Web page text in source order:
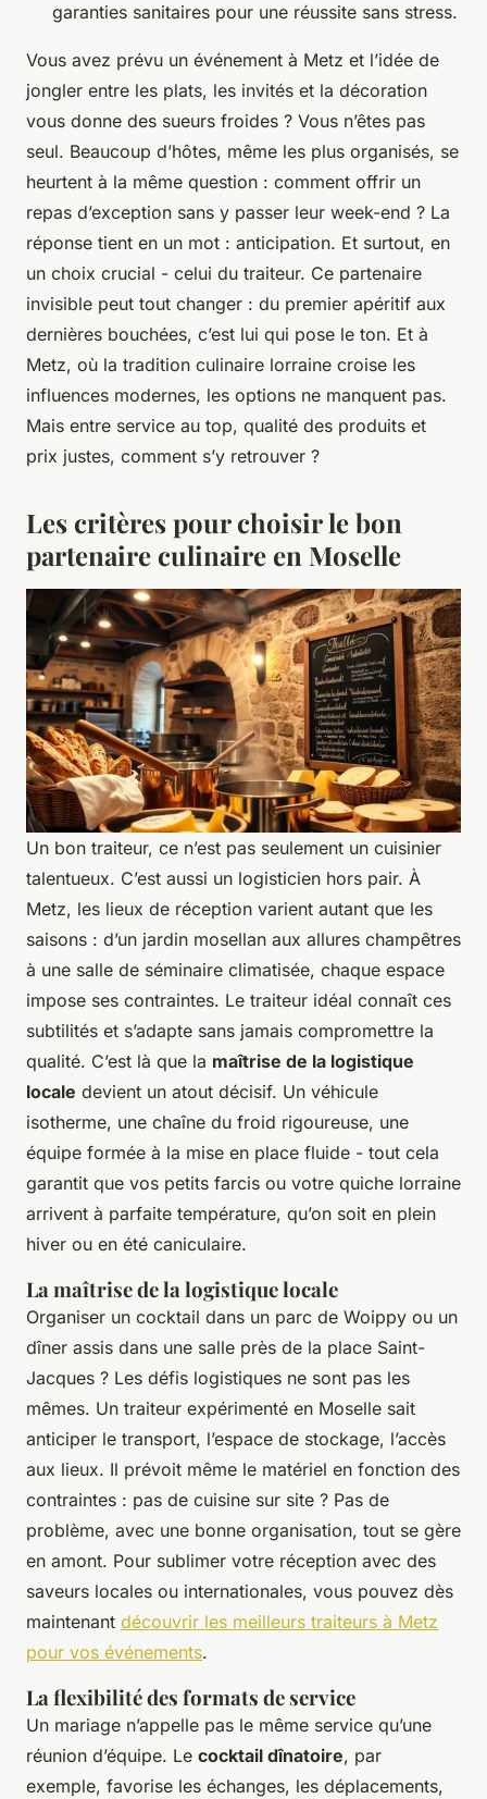
garanties sanitaires pour une réussite sans stress.
Vous avez prévu un événement à Metz et l’idée de
jongler entre les plats, les invités et la décoration
vous donne des sueurs froides ? Vous n’êtes pas
seul. Beaucoup d’hôtes, même les plus organisés, se
heurtent à la même question : comment offrir un
repas d’exception sans y passer leur week-end ? La
réponse tient en un mot : anticipation. Et surtout, en
un choix crucial - celui du traiteur. Ce partenaire
invisible peut tout changer : du premier apéritif aux
dernières bouchées, c’est lui qui pose le ton. Et à
Metz, où la tradition culinaire lorraine croise les
influences modernes, les options ne manquent pas.
Mais entre service au top, qualité des produits et
prix justes, comment s’y retrouver ?
Les critères pour choisir le bon
partenaire culinaire en Moselle
Un bon traiteur, ce n’est pas seulement un cuisinier
talentueux. C’est aussi un logisticien hors pair. À
Metz, les lieux de réception varient autant que les
saisons : d’un jardin mosellan aux allures champêtres
à une salle de séminaire climatisée, chaque espace
impose ses contraintes. Le traiteur idéal connaît ces
subtilités et s’adapte sans jamais compromettre la
qualité. C’est là que la maîtrise de la logistique
locale devient un atout décisif. Un véhicule
isotherme, une chaîne du froid rigoureuse, une
équipe formée à la mise en place fluide - tout cela
garantit que vos petits farcis ou votre quiche lorraine
arrivent à parfaite température, qu’on soit en plein
hiver ou en été caniculaire.
La maîtrise de la logistique locale
Organiser un cocktail dans un parc de Woippy ou un
dîner assis dans une salle près de la place Saint-
Jacques ? Les défis logistiques ne sont pas les
mêmes. Un traiteur expérimenté en Moselle sait
anticiper le transport, l’espace de stockage, l’accès
aux lieux. Il prévoit même le matériel en fonction des
contraintes : pas de cuisine sur site ? Pas de
problème, avec une bonne organisation, tout se gère
en amont. Pour sublimer votre réception avec des
saveurs locales ou internationales, vous pouvez dès
maintenant découvrir les meilleurs traiteurs à Metz
pour vos événements.
La flexibilité des formats de service
Un mariage n’appelle pas le même service qu’une
réunion d’équipe. Le cocktail dînatoire, par
exemple, favorise les échanges, les déplacements,